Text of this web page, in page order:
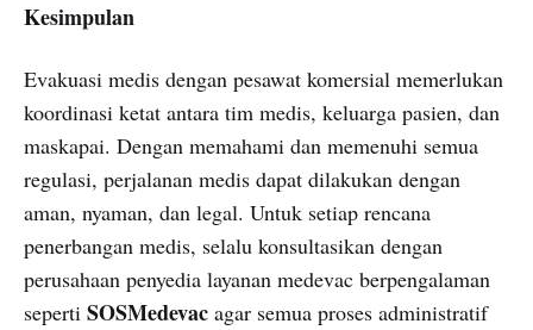
Kesimpulan
Evakuasi medis dengan pesawat komersial memerlukan
koordinasi ketat antara tim medis, keluarga pasien, dan
maskapai. Dengan memahami dan memenuhi semua
regulasi, perjalanan medis dapat dilakukan dengan
aman, nyaman, dan legal. Untuk setiap rencana
penerbangan medis, selalu konsultasikan dengan
perusahaan penyedia layanan medevac berpengalaman
seperti SOSMedevac agar semua proses administratif